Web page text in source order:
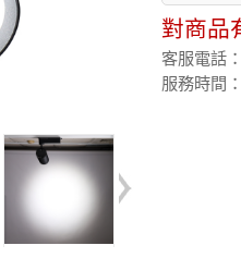
對商品
客服電話
服務時間